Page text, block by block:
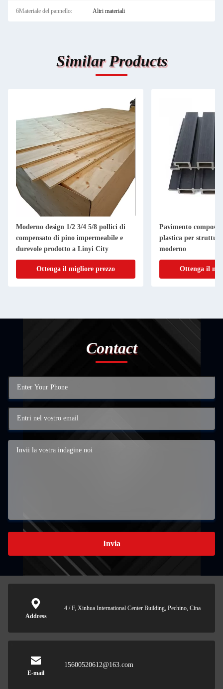
6Materiale del pannello: Altri materiali
Similar Products
Moderno design 1/2 3/4 5/8 pollici di
compensato di pino impermeabile e
durevole prodotto a Linyi City
Ottenga il migliore prezzo
Pavimento
plastica per
moderno
Ottenga il
Contact
Invia
Address
4 / F, Xinhua International Center Building, Pechino, Cina
E-mail
15600520612@163.com